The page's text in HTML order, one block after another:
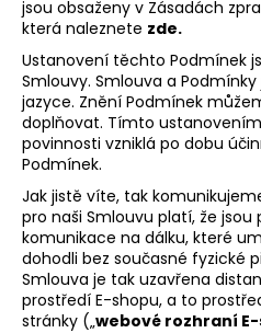
jsou obsaženy v Zásadách
která naleznete zde.
Ustanovení těchto Podmínek
Smlouvy. Smlouva a
jazyce. Znění Podmínek
doplňovat. Tímto
povinnosti vzniklá po dobu
Podmínek.
Jak jistě víte, tak
pro naši Smlouvu platí, že
komunikace na dálku, které
dohodli bez současné fyzické
Smlouva je tak uzavřena
prostředí E-shopu, a to
stránky („webové rozhraní
t
e
n
a
j
í
t
?